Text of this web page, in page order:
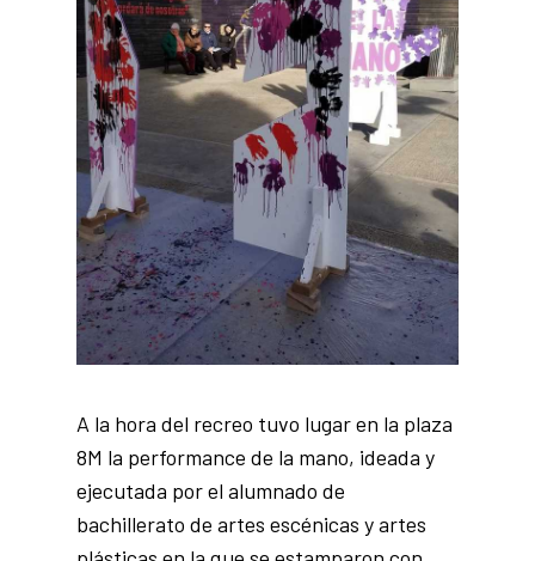
A la hora del recreo tuvo lugar en la plaza
8M la performance de la mano, ideada y
ejecutada por el alumnado de
bachillerato de artes escénicas y artes